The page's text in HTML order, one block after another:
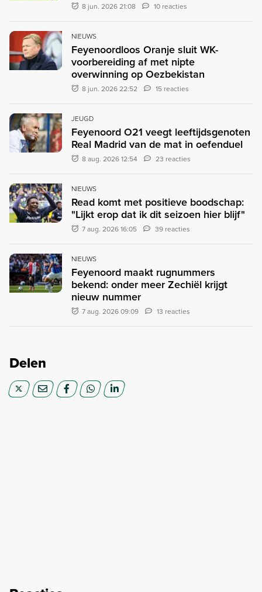
8 jun. 2026 21:08 10 reacties
NIEUWS
Feyenoordloos Oranje sluit WK-
voorbereiding af met nipte
overwinning op Oezbekistan
8 jun. 2026 22:52 15 reacties
JEUGD
Feyenoord O21 veegt leeftijdsgenoten
Real Madrid van de mat in oefenduel
8 aug. 2026 12:54 23 reacties
NIEUWS
Read komt met positieve boodschap:
"Lijkt erop dat ik dit seizoen hier blijf"
7 aug. 2026 16:05 39 reacties
NIEUWS
Feyenoord maakt rugnummers
bekend: onder meer Zechiël krijgt
nieuw nummer
7 aug. 2026 09:09 13 reacties
Delen